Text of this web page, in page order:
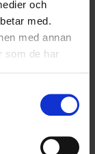
och
med.
med annan
som de har